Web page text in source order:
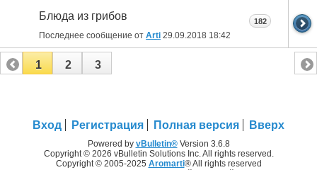
Блюда из грибов
Последнее сообщение от Arti 29.09.2018 18:42
182
1 2 3
Вход Регистрация Полная версия Вверх
Powered by vBulletin®Version 3.6.8
Copyright © 2026 vBulletin Solutions Inc. All rights reserved.
Copyright © 2005-2025 Aromarti® All rights reserved